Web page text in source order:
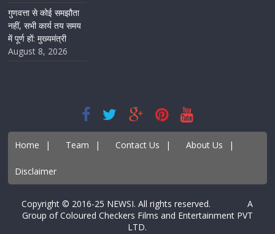
गुणवत्ता से कोई समझौता
नहीं, सभी कार्य तय समय
में पूर्ण हों: मुख्यमंत्री
August 8, 2026
Home | Team | Contact Us | About Us |
Disclaimer
Copyright © 2016-25 NEWSI. All rights reserved. A
Group of Coloured Checkers Films and Entertainment PVT
LTD.